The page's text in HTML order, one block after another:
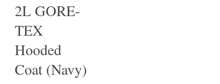
2L GORE-
TEX
Hooded
Coat (Navy)